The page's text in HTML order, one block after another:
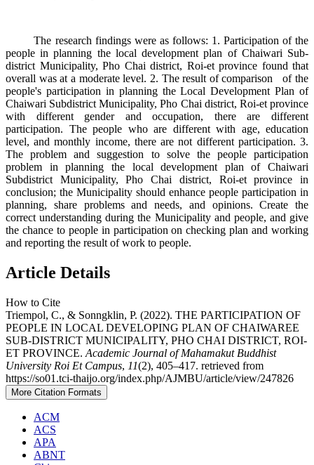
The research findings were as follows: 1. Participation of the
people in planning the local development plan of Chaiwari Sub-
district Municipality, Pho Chai district, Roi-et province found that
overall was at a moderate level. 2. The result of comparison of the
people's participation in planning the Local Development Plan of
Chaiwari Subdistrict Municipality, Pho Chai district, Roi-et province
with different gender and occupation, there are different
participation. The people who are different with age, education
level, and monthly income, there are not different participation. 3.
The problem and suggestion to solve the people participation
problem in planning the local development plan of Chaiwari
Subdistrict Municipality, Pho Chai district, Roi-et province in
conclusion; the Municipality should enhance people participation in
planning, share problems and needs, and opinions. Create the
correct understanding during the Municipality and people, and give
the chance to people in participation on checking plan and working
and reporting the result of work to people.
Article Details
How to Cite
Triempol, C., & Sonngklin, P. (2022). THE PARTICIPATION OF
PEOPLE IN LOCAL DEVELOPING PLAN OF CHAIWAREE
SUB-DISTRICT MUNICIPALITY, PHO CHAI DISTRICT, ROI-
ET PROVINCE. Academic Journal of Mahamakut Buddhist
University Roi Et Campus, 11(2), 405–417. retrieved from
https://so01.tci-thaijo.org/index.php/AJMBU/article/view/247826
More Citation Formats
ACM
ACS
APA
ABNT